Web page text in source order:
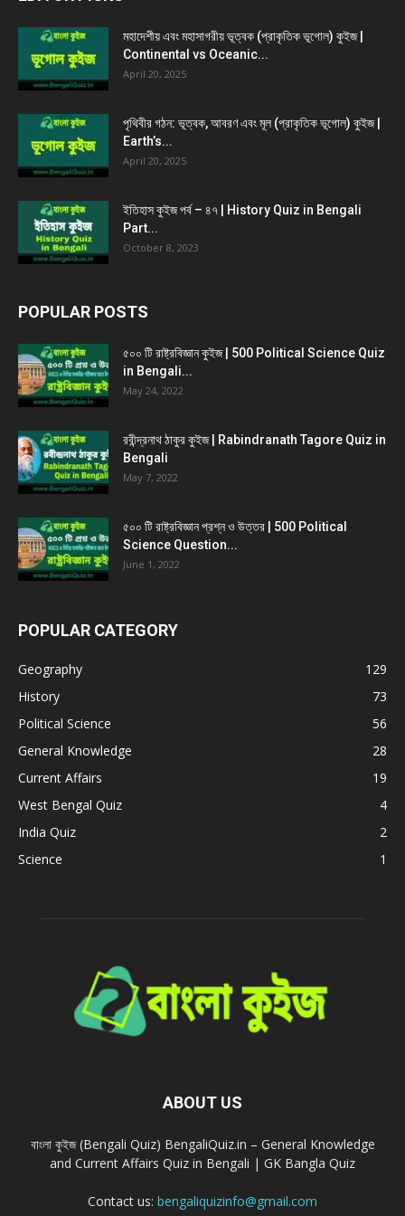
মহাদেশীয় এবং মহাসাগরীয় ভূত্বক (প্রাকৃতিক ভূগোল) কুইজ |
Continental vs Oceanic...
April 20, 2025
পৃথিবীর গঠন: ভূত্বক, আবরণ এবং মূল (প্রাকৃতিক ভূগোল) কুইজ |
Earth’s...
April 20, 2025
ইতিহাস কুইজ পর্ব – ৪৭ | History Quiz in Bengali
Part...
October 8, 2023
POPULAR POSTS
৫০০ টি রাষ্ট্রবিজ্ঞান কুইজ | 500 Political Science Quiz
in Bengali...
May 24, 2022
রবীন্দ্রনাথ ঠাকুর কুইজ | Rabindranath Tagore Quiz in
Bengali
May 7, 2022
৫০০ টি রাষ্ট্রবিজ্ঞান প্রশ্ন ও উত্তর | 500 Political
Science Question...
June 1, 2022
POPULAR CATEGORY
Geography
129
History
73
Political Science
56
General Knowledge
28
Current Affairs
19
West Bengal Quiz
4
India Quiz
2
Science
1
ABOUT US
বাংলা কুইজ (Bengali Quiz) BengaliQuiz.in – General Knowledge
and Current Affairs Quiz in Bengali | GK Bangla Quiz
Contact us: bengaliquizinfo@gmail.com